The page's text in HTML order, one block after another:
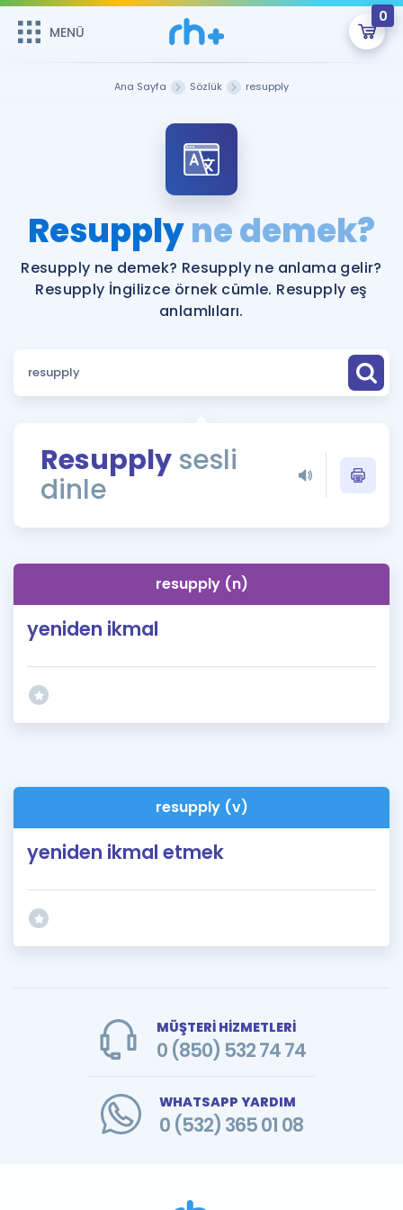
MENÜ
0
Şifremi Hatırlamıyorum
ÜYE DEĞİLİM
Sepetin Şu An Boş.
Remzi Hoca ile seni sınava hazırlayacak onlarca eğitim seni
bekliyor!
MENÜ
Katılımcı Görüşleri
Faydalı Araçlar
Sözlük
Rehberlik Aracı
ÖSYM Sınav Takvimi
İngilizce Gramer
Hakkımızda
Ana Sayfa Sözlük resupply
Resupplyne demek?
Resupply ne demek? Resupply ne anlama gelir?
Resupply İngilizce örnek cümle. Resupply eş
anlamlıları.
Resupply sesli
dinle
resupply (n)
yeniden ikmal
resupply (v)
yeniden ikmal etmek
MÜŞTERİ HİZMETLERİ
0 (850) 532 74 74
WHATSAPP YARDIM
0 (532) 365 01 08